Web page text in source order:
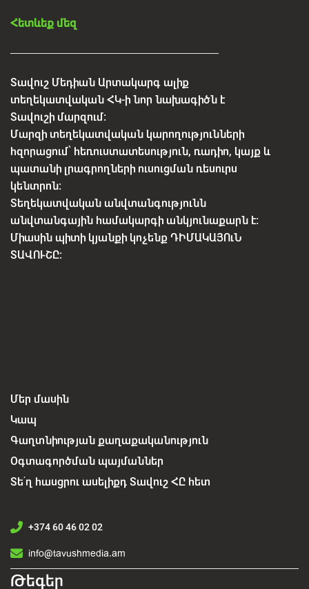
Հետևեք մեզ
Տավուշ Մեդիան Արտակարգ ալիք
տեղեկատվական ՀԿ-ի նոր նախագիծն է
Տավուշի մարզում:
Մարզի տեղեկատվական կարողությունների
հզորացում՝ հեռուստատեսություն, ռադիո, կայք և
պատանի լրագրողների ուսուցման ռեսուրս
կենտրոն:
Տեղեկատվական անվտանգությունն
անվտանգային համակարգի անկյունաքարն է:
Միասին պիտի կյանքի կոչենք ԴԻՄԱԿԱՅՈւՆ
ՏԱՎՈՒՇԸ:
Մեր մասին
Կապ
Գաղտնիության քաղաքականություն
Օգտագործման պայմաններ
Տե՛ղ հասցրու ասելիքդ Տավուշ ՀԸ հետ
+374 60 46 02 02
info@tavushmedia.am
Թեգեր